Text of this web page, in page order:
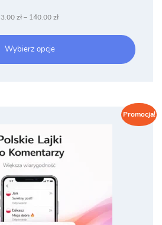
3.00zł– 140.00złZakres
od
Wybierz opcje
Promocja!